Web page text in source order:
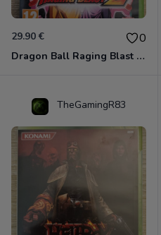
29.90 € 0
Dragon Ball Raging Blast 2 Xbox 360
TheGamingR83